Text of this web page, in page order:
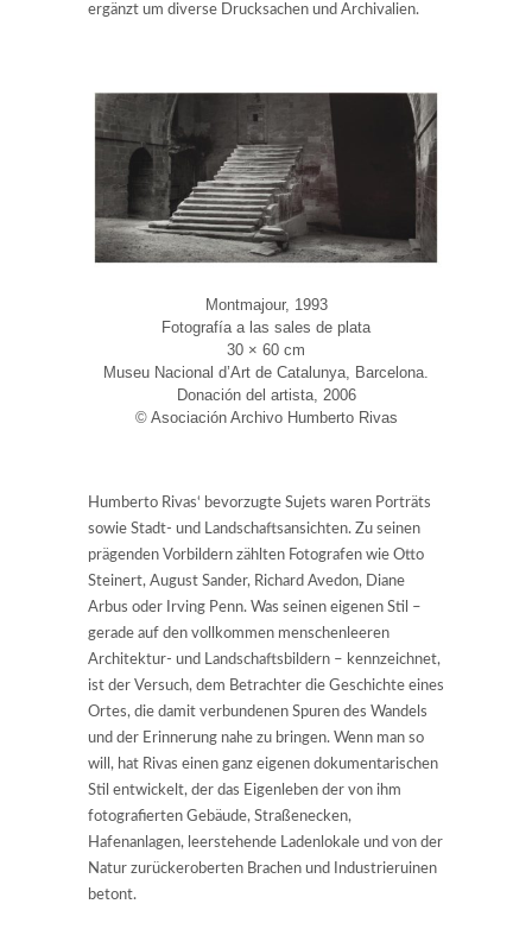
ergänzt um diverse Drucksachen und Archivalien.
Montmajour, 1993
Fotografía a las sales de plata
30 × 60 cm
Museu Nacional d’Art de Catalunya, Barcelona.
Donación del artista, 2006
© Asociación Archivo Humberto Rivas
Humberto Rivas‘ bevorzugte Sujets waren Porträts
sowie Stadt- und Landschaftsansichten. Zu seinen
prägenden Vorbildern zählten Fotografen wie Otto
Steinert, August Sander, Richard Avedon, Diane
Arbus oder Irving Penn. Was seinen eigenen Stil –
gerade auf den vollkommen menschenleeren
Architektur- und Landschaftsbildern – kennzeichnet,
ist der Versuch, dem Betrachter die Geschichte eines
Ortes, die damit verbundenen Spuren des Wandels
und der Erinnerung nahe zu bringen. Wenn man so
will, hat Rivas einen ganz eigenen dokumentarischen
Stil entwickelt, der das Eigenleben der von ihm
fotografierten Gebäude, Straßenecken,
Hafenanlagen, leerstehende Ladenlokale und von der
Natur zurückeroberten Brachen und Industrieruinen
betont.